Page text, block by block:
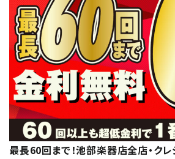
最長60回まで！池部楽器店全店・ク